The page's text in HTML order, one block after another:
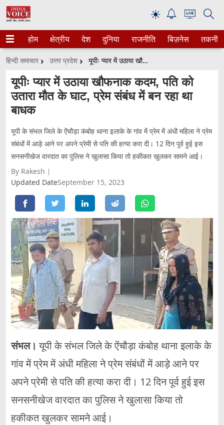
☀
होम क्षेत्रीय देश दुनिया राजनीति बिज़नेस तकनीक
हिन्दी समाचार उत्तर प्रदेश यूपीः प्यार में उठाया खौफनाक कदम, पति को उतारा मौत के घाट, प्रेम संबंध में बन रहा था बाधक
यूपीः प्यार में उठाया खौफनाक कदम, पति को
उतारा मौत के घाट, प्रेम संबंध में बन रहा था
बाधक
यूपी के संभल जिले के ऐंचौड़ा कंबोह थाना इलाके के गांव में प्रेम में अंधी महिला ने प्रेम
संबंधों में आड़े आने पर अपने प्रेमी से पति की हत्या करा दी। 12 दिन पूर्व हुई इस
सनसनीखेज वारदात का पुलिस ने खुलासा किया तो हकीकत खुलकर सामने आई।
By Rakesh
Updated DateSeptember 15, 2023
संभल।यूपी के संभल जिले के ऐंचौड़ा कंबोह थाना इलाके के
गांव में प्रेम में अंधी महिला ने प्रेम संबंधों में आड़े आने पर
अपने प्रेमी से पति की हत्या करा दी। 12 दिन पूर्व हुई इस
सनसनीखेज वारदात का पुलिस ने खुलासा किया तो
हकीकत खुलकर सामने आई।